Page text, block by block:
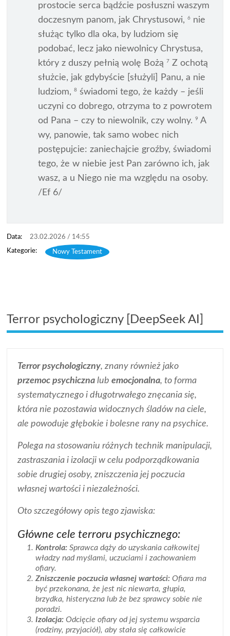
prostocie serca bądźcie posłuszni waszym
doczesnym panom, jak Chrystusowi,6 nie
służąc tylko dla oka, by ludziom się
podobać, lecz jako niewolnicy Chrystusa,
który z duszy pełnią wolę Bożą
7 Z ochotą
służcie, jak gdybyście [służyli] Panu, a nie
ludziom,8 świadomi tego, że każdy – jeśli
uczyni co dobrego, otrzyma to z powrotem
od Pana – czy to niewolnik, czy wolny.9 A
wy, panowie, tak samo wobec nich
postępujcie: zaniechajcie groźby, świadomi
tego, że w niebie jest Pan zarówno ich, jak
wasz, a u Niego nie ma względu na osoby.
/Ef 6/
23.02.2026 / 14:55
Nowy Testament
Terror psychologiczny [DeepSeek AI]
Terror psychologiczny, znany również jako
przemoc psychiczna lubemocjonalna, to forma
systematycznego i długotrwałego znęcania się,
która nie pozostawia widocznych śladów na ciele,
ale powoduje głębokie i bolesne rany na psychice.
Polega na stosowaniu różnych technik manipulacji,
zastraszania i izolacji w celu podporządkowania
sobie drugiej osoby, zniszczenia jej poczucia
własnej wartości i niezależności.
Oto szczegółowy opis tego zjawiska:
Główne cele terroru psychicznego:
Kontrola: Sprawca dąży do uzyskania całkowitej
władzy nad myślami, uczuciami i zachowaniem
ofiary.
Zniszczenie poczucia własnej wartości: Ofiara ma
być przekonana, że jest nic niewarta, głupia,
brzydka, histeryczna lub że bez sprawcy sobie nie
poradzi.
Izolacja: Odcięcie ofiary od jej systemu wsparcia
(rodziny, przyjaciół), aby stała się całkowicie